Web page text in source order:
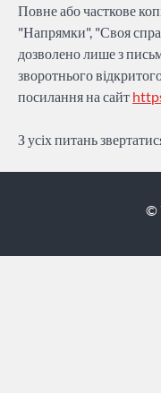
Повне або часткове
"Напрямки", "Своя
дозволено лише з
зворотнього
посилання на сайт
З усіх питань
©